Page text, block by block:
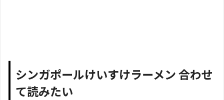
シンガポールけいすけラーメン 合わせ
て読みたい